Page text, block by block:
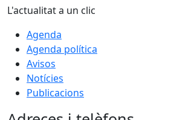
L'actualitat a un clic
Agenda
Agenda política
Avisos
Notícies
Publicacions